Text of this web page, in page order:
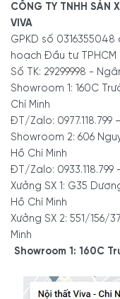
CÔNG TY TNHH SẢN
VIVA
GPKD số
hoạch Đầu tư TPHCM
Số TK: 29299998 -
Showroom 1: 160C
Chí Minh
ĐT/Zalo: 0977.118.799
Showroom 2: 606
Hồ Chí Minh
ĐT/Zalo:
Xưởng SX 1: G35
Hồ Chí Minh
Xưởng SX 2: 551/156/
Minh
Showroom 1: 160C